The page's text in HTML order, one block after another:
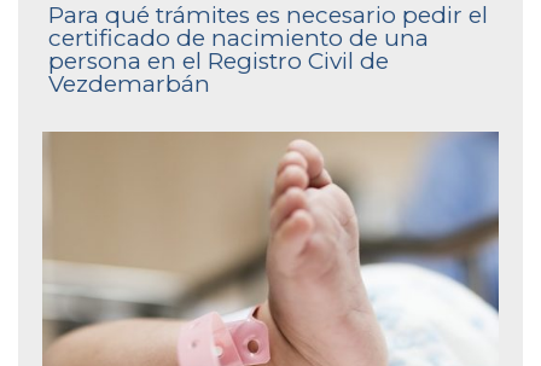
Para qué trámites es necesario pedir el
certificado de nacimiento de una
persona en el Registro Civil de
Vezdemarbán